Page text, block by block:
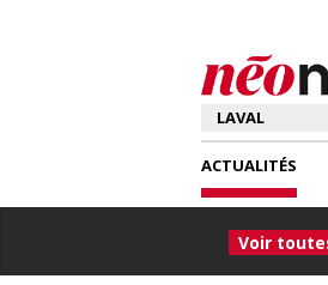
ACTUALITÉS
Voir